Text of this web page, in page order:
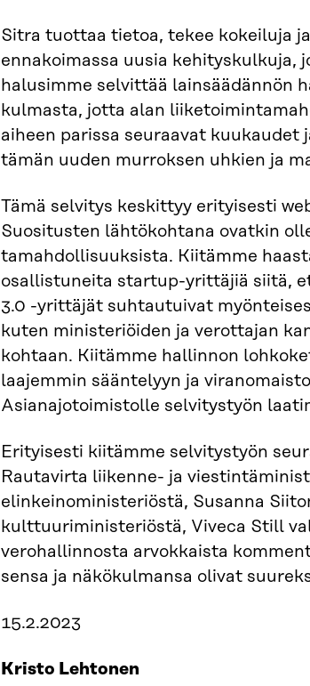
Sitra tuottaa tietoa, tekee kokeiluja
ennakoimassa uusia kehityskulkuja,
halusimme selvittää lainsäädännön
kulmasta, jotta alan
aiheen parissa seuraavat
tämän uuden murroksen uhkien ja
Tämä selvitys keskittyy erityisesti
Suositusten lähtökohtana ovatkin
tamahdollisuuksista. Kiitämme
osallistuneita startup-yrittäjiä siitä,
3.0 -yrittäjät suhtautuivat
kuten ministeriöiden ja verottajan
kohtaan. Kiitämme hallinnon
laajemmin sääntelyyn ja
Asianajotoimistolle selvitystyön
Erityisesti kiitämme selvitystyön
Rautavirta liikenne- ja
elinkeinoministeriöstä, Susanna
kulttuuriministeriöstä, Viveca Still
verohallinnosta arvokkaista
sensa ja näkökulmansa olivat
15.2.2023
Kristo Lehtonen